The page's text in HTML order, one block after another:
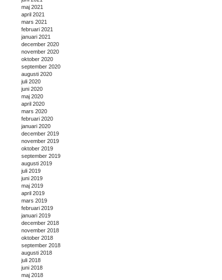
maj 2021
april 2021
mars 2021
februari 2021
januari 2021
december 2020
november 2020
oktober 2020
september 2020
augusti 2020
juli 2020
juni 2020
maj 2020
april 2020
mars 2020
februari 2020
januari 2020
december 2019
november 2019
oktober 2019
september 2019
augusti 2019
juli 2019
juni 2019
maj 2019
april 2019
mars 2019
februari 2019
januari 2019
december 2018
november 2018
oktober 2018
september 2018
augusti 2018
juli 2018
juni 2018
maj 2018